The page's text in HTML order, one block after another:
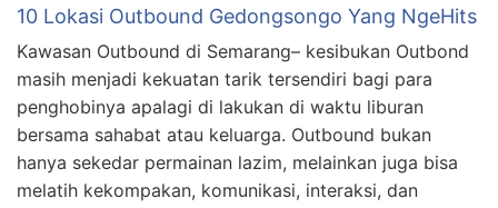
10 Lokasi Outbound Gedongsongo Yang NgeHits
Kawasan Outbound di Semarang– kesibukan Outbond
masih menjadi kekuatan tarik tersendiri bagi para
penghobinya apalagi di lakukan di waktu liburan
bersama sahabat atau keluarga. Outbound bukan
hanya sekedar permainan lazim, melainkan juga bisa
melatih kekompakan, komunikasi, interaksi, dan